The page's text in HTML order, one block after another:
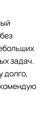
задач.
долго,